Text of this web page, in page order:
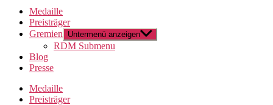
Medaille
Preisträger
Gremien
Untermenü anzeigen
RDM Submenu
Blog
Presse
Medaille
Preisträger